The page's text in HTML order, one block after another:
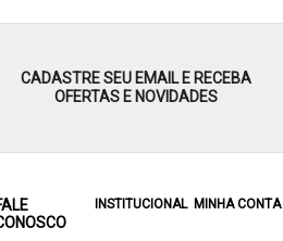
CADASTRE SEU EMAIL E RECEBA
OFERTAS E NOVIDADES
INSTITUCIONAL MINHA CONTA